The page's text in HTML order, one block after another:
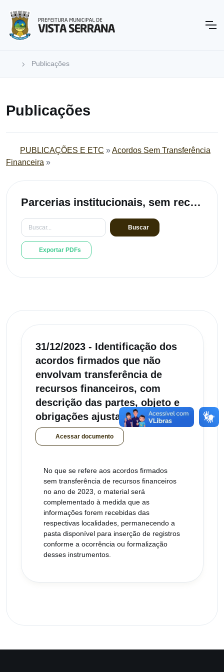
Publicações
Publicações
PUBLICAÇÕES E ETC »Acordos Sem Transferência
Financeira »
Parcerias institucionais, sem recursos financeiros - 2023
Buscar
Exportar PDFs
31/12/2023 - Identificação dos
acordos firmados que não
envolvam transferência de
recursos financeiros, com
descrição das partes, objeto e
obrigações ajustadas - 2023
Acessar documento
No que se refere aos acordos firmados
sem transferência de recursos financeiros
no ano de 2023, o material será
complementado à medida que as
informações forem recebidas das
respectivas localidades, permanecendo a
pasta disponível para inserção de registros
conforme a ocorrência ou formalização
desses instrumentos.